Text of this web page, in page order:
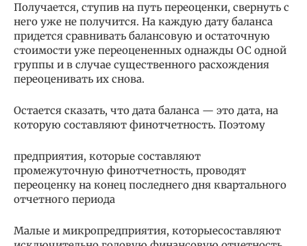
Получается, ступив на путь переоценки, свернуть с
него уже не получится. На каждую дату баланса
придется сравнивать балансовую и остаточную
стоимости уже переоцененных однажды ОС одной
группы и в случае существенного расхождения
переоценивать их снова.
Остается сказать, что дата баланса — это дата, на
которую составляют финотчетность. Поэтому
предприятия, которые составляют
промежуточную финотчетность, проводят
переоценку на конец последнего дня квартального
отчетного периода
Малые и микропредприятия, которыесоставляют